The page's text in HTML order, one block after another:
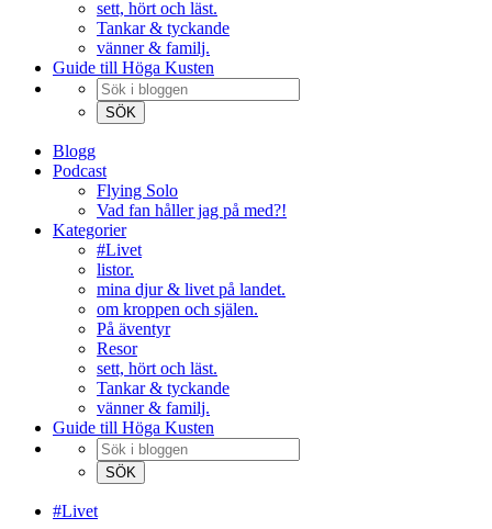
sett, hört och läst.
Tankar & tyckande
vänner & familj.
Guide till Höga Kusten
Blogg
Podcast
Flying Solo
Vad fan håller jag på med?!
Kategorier
#Livet
listor.
mina djur & livet på landet.
om kroppen och själen.
På äventyr
Resor
sett, hört och läst.
Tankar & tyckande
vänner & familj.
Guide till Höga Kusten
#Livet